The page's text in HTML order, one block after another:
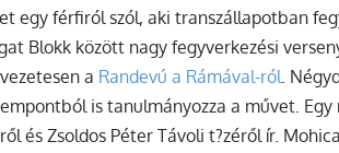
egy férfiról szól, aki transzállapotban
Blokk között nagy fegyverkezési
a Randevú a Rámával-ról.
is tanulmányozza a művet. Egy
és Zsoldos Péter Távoli t?zéről ír.